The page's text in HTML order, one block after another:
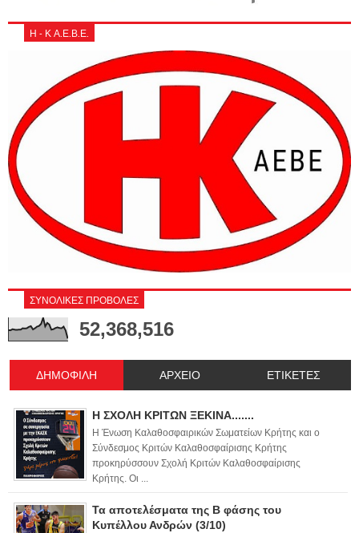
Η - Κ Α.Ε.Β.Ε.
ΣΥΝΟΛΙΚΕΣ ΠΡΟΒΟΛΕΣ
52,368,516
ΔΗΜΟΦΙΛΗ ΑΡΧΕΙΟ ΕΤΙΚΕΤΕΣ
Η ΣΧΟΛΗ ΚΡΙΤΩΝ ΞΕΚΙΝΑ.......
Η Ένωση Καλαθοσφαιρικών Σωματείων Κρήτης και ο
Σύνδεσμος Κριτών Καλαθοσφαίρισης Κρήτης
προκηρύσσουν Σχολή Κριτών Καλαθοσφαίρισης
Κρήτης. Οι ...
Τα αποτελέσματα της Β φάσης του
Κυπέλλου Ανδρών (3/10)